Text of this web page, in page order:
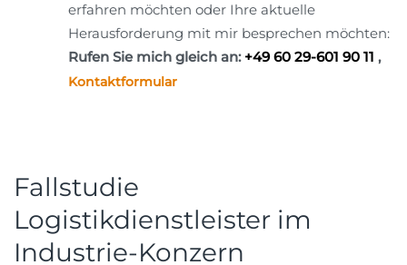
erfahren möchten oder Ihre aktuelle
Herausforderung mit mir besprechen möchten:
Rufen Sie mich gleich an: +49 60 29-601 90 11 ,
Kontaktformular
Fallstudie
Logistikdienstleister im
Industrie-Konzern